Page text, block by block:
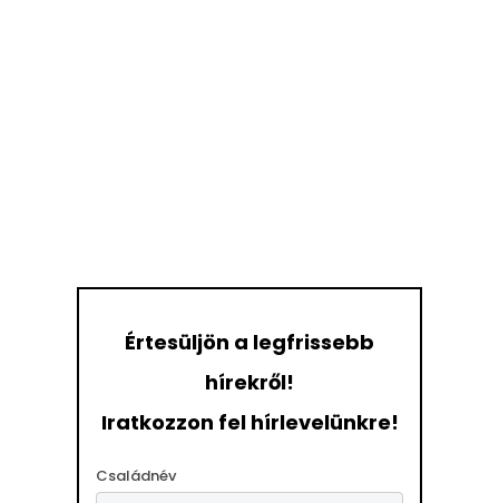
Értesüljön a legfrissebb
hírekről!
Iratkozzon fel hírlevelünkre!
Családnév